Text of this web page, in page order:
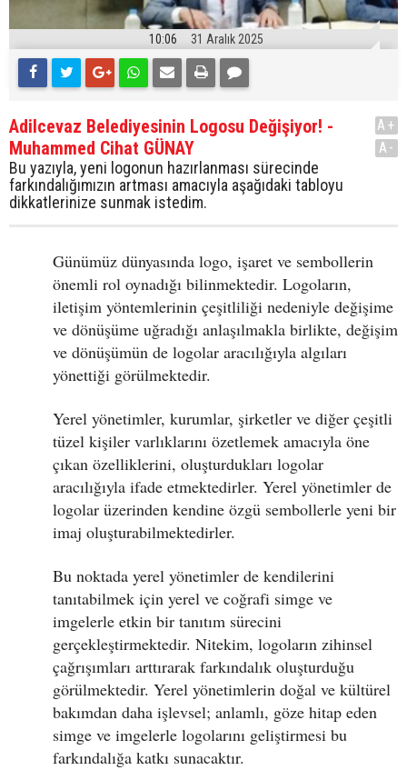
10:06 31 Aralık 2025
Adilcevaz Belediyesinin Logosu Değişiyor! -
Muhammed Cihat GÜNAY
Bu yazıyla, yeni logonun hazırlanması sürecinde
farkındalığımızın artması amacıyla aşağıdaki tabloyu
dikkatlerinize sunmak istedim.
A+
A-
Günümüz dünyasında logo, işaret ve sembollerin
önemli rol oynadığı bilinmektedir. Logoların,
iletişim yöntemlerinin çeşitliliği nedeniyle değişime
ve dönüşüme uğradığı anlaşılmakla birlikte, değişim
ve dönüşümün de logolar aracılığıyla algıları
yönettiği görülmektedir.
Yerel yönetimler, kurumlar, şirketler ve diğer çeşitli
tüzel kişiler varlıklarını özetlemek amacıyla öne
çıkan özelliklerini, oluşturdukları logolar
aracılığıyla ifade etmektedirler. Yerel yönetimler de
logolar üzerinden kendine özgü sembollerle yeni bir
imaj oluşturabilmektedirler.
Bu noktada yerel yönetimler de kendilerini
tanıtabilmek için yerel ve coğrafi simge ve
imgelerle etkin bir tanıtım sürecini
gerçekleştirmektedir. Nitekim, logoların zihinsel
çağrışımları arttırarak farkındalık oluşturduğu
görülmektedir. Yerel yönetimlerin doğal ve kültürel
bakımdan daha işlevsel; anlamlı, göze hitap eden
simge ve imgelerle logolarını geliştirmesi bu
farkındalığa katkı sunacaktır.